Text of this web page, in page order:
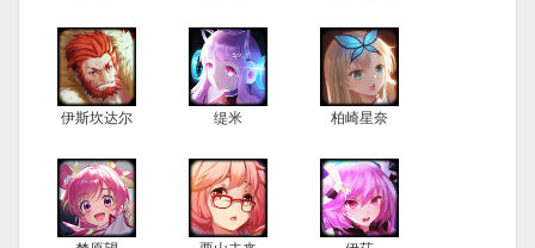
伊斯坎达尔 缇米 柏崎星奈